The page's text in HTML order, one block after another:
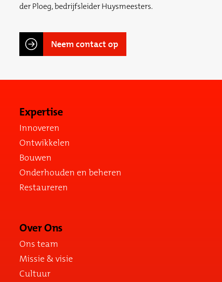
der Ploeg, bedrijfsleider Huysmeesters.
Neem contact op
Expertise
Innoveren
Ontwikkelen
Bouwen
Onderhouden en beheren
Restaureren
Over Ons
Ons team
Missie & visie
Cultuur